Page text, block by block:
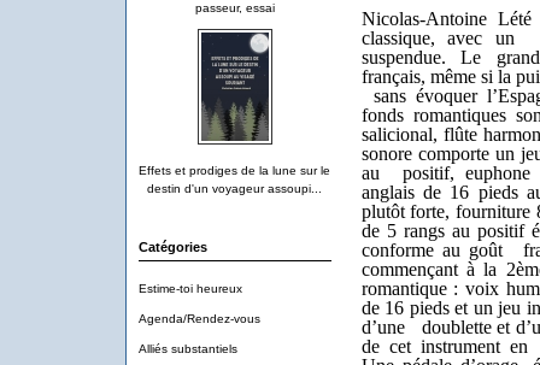
passeur, essai
Effets et prodiges de la lune sur le
destin d'un voyageur assoupi...
Catégories
Estime-toi heureux
Agenda/Rendez-vous
Alliés substantiels
Nicolas-Antoine
classique, avec un
suspendue. Le
français, même si la
sans évoquer
fonds romantiques
salicional, flûte
sonore comporte un
au positif, euphone
anglais de 16 pieds
plutôt forte,
de 5 rangs au positif
conforme au goût
commençant à la
romantique : voix
de 16 pieds et un jeu
d’une doublette et
de cet instrument en